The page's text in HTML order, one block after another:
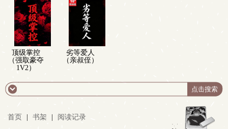
顶级掌控
（强取豪夺
1V2）
劣等爱人
（亲叔侄）
首页 书架 阅读记录